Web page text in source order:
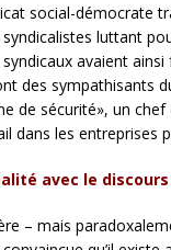
social-démocrate
luttant
avaient
des sympathisants
de sécurité», un
dans les
avec le
– mais